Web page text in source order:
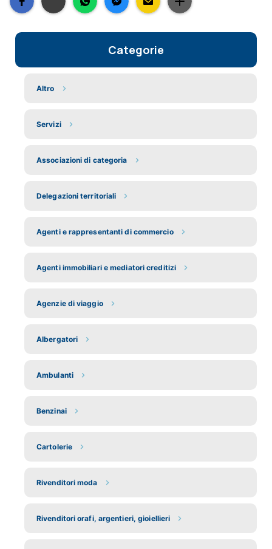
Categorie
Altro
Servizi
Associazioni di categoria
Delegazioni territoriali
Agenti e rappresentanti di commercio
Agenti immobiliari e mediatori creditizi
Agenzie di viaggio
Albergatori
Ambulanti
Benzinai
Cartolerie
Rivenditori moda
Rivenditori orafi, argentieri, gioiellieri